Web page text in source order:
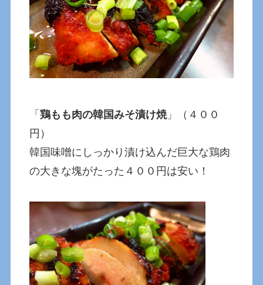
「鶏もも肉の韓国みそ漬け焼 」（４００
円）
韓国味噌にしっかり漬け込んだ巨大な鶏肉
の大きな塊がたった４００円は安い！